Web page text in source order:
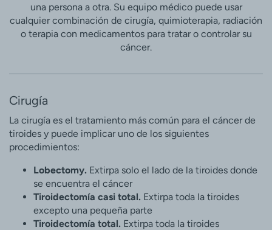
una persona a otra. Su equipo médico puede usar
cualquier combinación de cirugía, quimioterapia, radiación
o terapia con medicamentos para tratar o controlar su
cáncer.
Cirugía
La cirugía es el tratamiento más común para el cáncer de
tiroides y puede implicar uno de los siguientes
procedimientos:
Lobectomy. Extirpa solo el lado de la tiroides donde
se encuentra el cáncer
Tiroidectomía casi total. Extirpa toda la tiroides
excepto una pequeña parte
Tiroidectomía total. Extirpa toda la tiroides